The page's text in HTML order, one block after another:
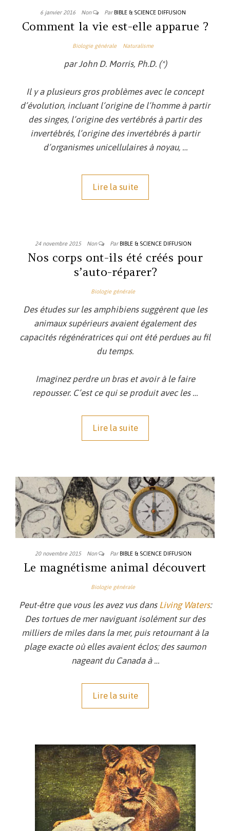
6 janvier 2016 Non Par BIBLE & SCIENCE DIFFUSION
Comment la vie est-elle apparue ?
Biologie générale Naturalisme
par John D. Morris, Ph.D. (*)
Il y a plusieurs gros problèmes avec le concept
d’évolution, incluant l’origine de l’homme à partir
des singes, l’origine des vertébrés à partir des
invertébrés, l’origine des invertébrés à partir
d’organismes unicellulaires à noyau, …
Lire la suite
24 novembre 2015 Non Par BIBLE & SCIENCE DIFFUSION
Nos corps ont-ils été créés pour
s’auto-réparer?
Biologie générale
Des études sur les amphibiens suggèrent que les
animaux supérieurs avaient également des
capacités régénératrices qui ont été perdues au fil
du temps.
Imaginez perdre un bras et avoir à le faire
repousser. C’est ce qui se produit avec les …
Lire la suite
20 novembre 2015 Non Par BIBLE & SCIENCE DIFFUSION
Le magnétisme animal découvert
Biologie générale
Peut-être que vous les avez vus dans Living Waters:
Des tortues de mer naviguant isolément sur des
milliers de miles dans la mer, puis retournant à la
plage exacte où elles avaient éclos; des saumon
nageant du Canada à …
Lire la suite